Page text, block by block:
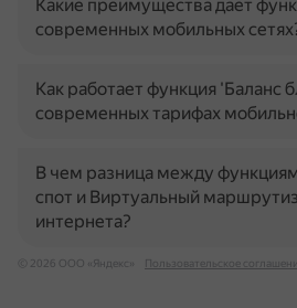
Какие преимущества дает
современных мобильных
Как работает функция 'Баланс
современных тарифах
В чем разница между
спот и Виртуальный
интернета?
© 2026 ООО «Яндекс» Пользовательское